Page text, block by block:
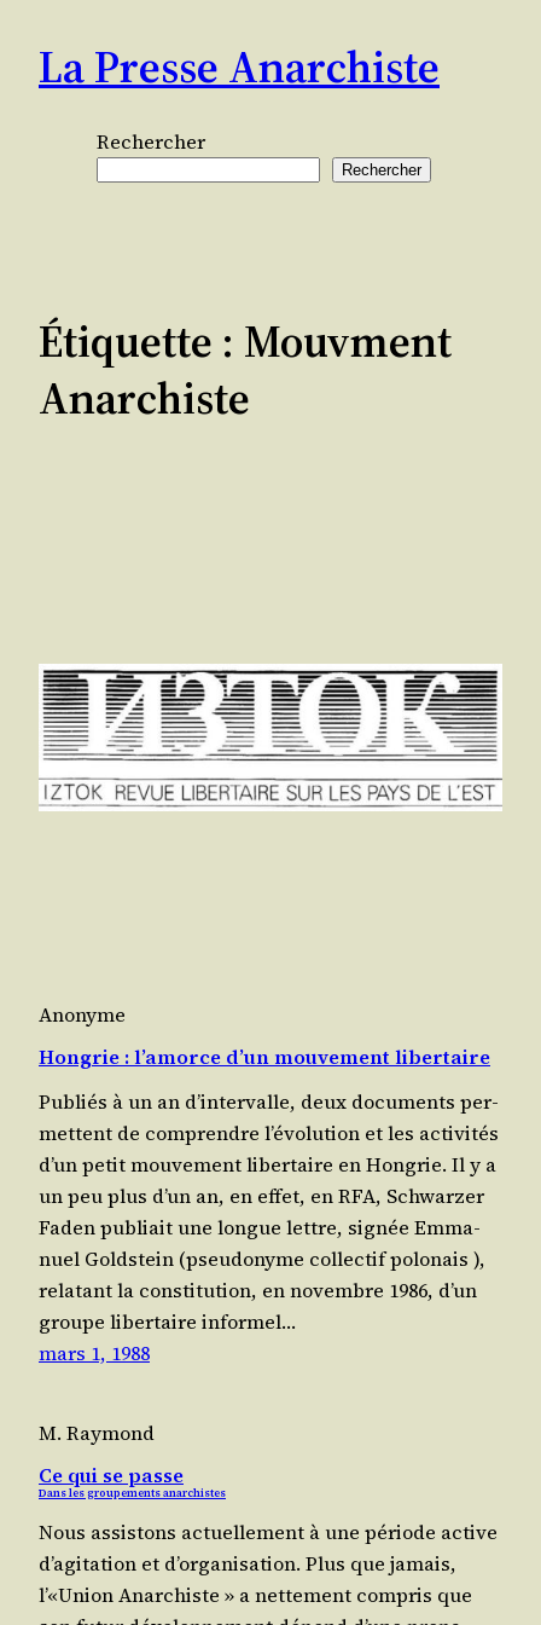
contenu
La Presse Anarchiste
Rechercher
Rechercher
Étiquette : Mouvment
Anarchiste
Anonyme
Hongrie : l’amorce d’un mouvement libertaire
Publiés à un an d’in­ter­valle, deux docu­ments per­
mettent de com­prendre l’é­vo­lu­tion et les acti­vi­tés
d’un petit mou­ve­ment liber­taire en Hongrie. Il y a
un peu plus d’un an, en effet, en RFA, Schwar­zer
Faden publiait une longue lettre, signée Emma­
nuel Gold­stein (pseu­do­nyme col­lec­tif polo­nais ),
rela­tant la consti­tu­tion, en novembre 1986, d’un
groupe liber­taire infor­mel…
mars 1, 1988
M. Raymond
Ce qui se passe
Dans les groupements anarchistes
Nous assis­tons actuel­le­ment à une période active
d’agitation et d’organisation. Plus que jamais,
l’«Union Anar­chiste » a net­te­ment com­pris que